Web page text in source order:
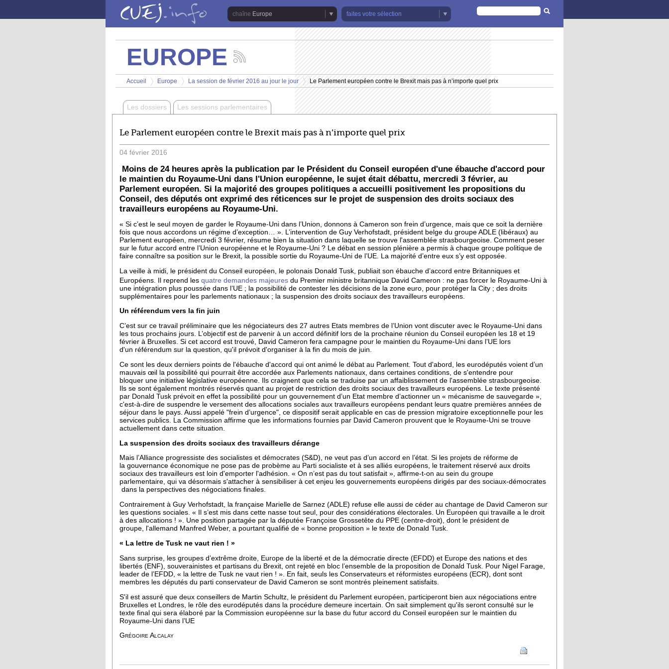
Europe
faites votre sélection
FORMULAIRE
DE
RECHERCHE
EUROPE
les
actualités
de
chaîne
Europe
Vous êtes ici
Accueil
>
Europe
>
La session de février 2016 au jour le jour
>
Le Parlement européen contre le Brexit mais pas à n’importe quel prix
Les dossiers Les sessions parlementaires
Le Parlement européen contre le Brexit mais pas à n’importe quel prix
04 février 2016
Moins de 24 heures après la publication par le Président du Conseil européen d'une ébauche d'accord pour
le maintien du Royaume-Uni dans l'Union européenne, le sujet était débattu, mercredi 3 février, au
Parlement européen. Si la majorité des groupes politiques a accueilli positivement les propositions du
Conseil, des députés ont exprimé des réticences sur le projet de suspension des droits sociaux des
travailleurs européens au Royaume-Uni.
« Si c’est le seul moyen de garder le Royaume-Uni dans l’Union, donnons à Cameron son frein d’urgence, mais que ce soit la dernière
fois que nous accordons un régime d’exception… ». L’intervention de Guy Verhofstadt, président belge du groupe ADLE (libéraux) au
Parlement européen, mercredi 3 février, résume bien la situation dans laquelle se trouve l'assemblée strasbourgeoise. Comment peser
sur le futur accord entre l’Union européenne et le Royaume-Uni ? Le débat en session plénière a permis à chaque groupe politique de
faire connaître sa position sur le Brexit, la possible sortie du Royaume-Uni de l’UE. La majorité d’entre eux s’y est opposée.
La veille à midi, le président du Conseil européen, le polonais Donald Tusk, publiait son ébauche d’accord entre Britanniques et
Européens. Il reprend les quatre demandes majeures du Premier ministre britannique David Cameron : ne pas forcer le Royaume-Uni à
une intégration plus poussée dans l’UE ; la possibilité de contester les décisions de la zone euro, pour protéger la City ; des droits
supplémentaires pour les parlements nationaux ; la suspension des droits sociaux des travailleurs européens.
Un référendum vers la fin juin
C’est sur ce travail préliminaire que les négociateurs des 27 autres Etats membres de l’Union vont discuter avec le Royaume-Uni dans
les tous prochains jours. L’objectif est de parvenir à un accord définitif lors de la prochaine réunion du Conseil européen les 18 et 19
février à Bruxelles. Si cet accord est trouvé, David Cameron fera campagne pour le maintien du Royaume-Uni dans l’UE lors
d'un référendum sur la question, qu'il prévoit d'organiser à la fin du mois de juin.
Ce sont les deux derniers points de l'ébauche d'accord qui ont animé le débat au Parlement. Tout d'abord, les eurodéputés voient d’un
mauvais œil la possibilité qui pourrait être accordée aux Parlements nationaux, dans certaines conditions, de s'entendre pour
bloquer une initiative législative européenne. Ils craignent que cela se traduise par un affaiblissement de l'assemblée strasbourgeoise.
Ils se sont également montrés réservés quant au projet de restriction des droits sociaux des travailleurs européens. Le texte présenté
par Donald Tusk prévoit en effet la possibilité pour un gouvernement d’un Etat membre d’actionner un « mécanisme de sauvegarde »,
c'est-à-dire de suspendre le versement des allocations sociales aux travailleurs européens pendant leurs quatre premières années de
séjour dans le pays. Aussi appelé "frein d’urgence", ce dispositif serait applicable en cas de pression migratoire exceptionnelle pour les
services publics. La Commission affirme que les informations fournies par David Cameron prouvent que le Royaume-Uni se trouve
actuellement dans cette situation.
La suspension des droits sociaux des travailleurs dérange
Mais l’Alliance progressiste des socialistes et démocrates (S&D), ne veut pas d’un accord en l’état. Si les projets de réforme de
la gouvernance économique ne pose pas de probème au Parti socialiste et à ses alliés européens, le traitement réservé aux droits
sociaux des travailleurs est loin d'emporter l'adhésion. « On n’est pas du tout satisfait », affirme-t-on au sein du groupe
parlementaire, qui va désormais s'attacher à sensibiliser à cet enjeu les gouvernements européens dirigés par des sociaux-démocrates
dans la perspectives des négociations finales.
Contrairement à Guy Verhofstadt, la française Marielle de Sarnez (ADLE) refuse elle aussi de céder au chantage de David Cameron sur
les questions sociales. « Il s’est mis dans cette nasse tout seul, pour des considérations électorales. Un Européen qui travaille a le droit
à des allocations ! ». Une position partagée par la députée Françoise Grossetête du PPE (centre-droit), dont le président de
groupe, l'allemand Manfred Weber, a pourtant qualifié de « bonne proposition » le texte de Donald Tusk.
« La lettre de Tusk ne vaut rien ! »
Sans surprise, les groupes d’extrême droite, Europe de la liberté et de la démocratie directe (EFDD) et Europe des nations et des
libertés (ENF), souverainistes et partisans du Brexit, ont rejeté en bloc l’ensemble de la proposition de Donald Tusk. Pour Nigel Farage,
leader de l’EFDD, « la lettre de Tusk ne vaut rien ! ». En fait, seuls les Conservateurs et réformistes européens (ECR), dont sont
membres les députés du parti conservateur de David Cameron se sont montrés pleinement satisfaits.
S'il est assuré que deux conseillers de Martin Schultz, le président du Parlement européen, participeront bien aux négociations entre
Bruxelles et Londres, le rôle des eurodéputés dans la procédure demeure incertain. On sait simplement qu'ils seront consulté sur le
texte final qui sera élaboré par la Commission européenne sur la base du futur accord du Conseil européen sur le maintien du
Royaume-Uni dans l’UE
Grégoire Alcalay